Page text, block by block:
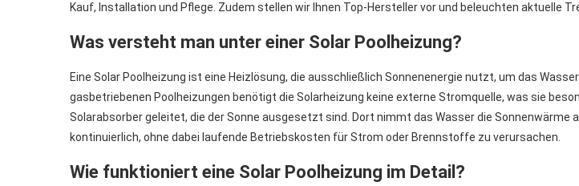
Kauf, Installation und Pflege. Zudem stellen wir Ihnen Top-Hersteller vor und beleuchten aktuelle
Was versteht man unter einer Solar Poolheizung?
Eine Solar Poolheizung ist eine Heizlösung, die ausschließlich Sonnenenergie nutzt, um das
gasbetriebenen Poolheizungen benötigt die Solarheizung keine externe Stromquelle, was sie
Solarabsorber geleitet, die der Sonne ausgesetzt sind. Dort nimmt das Wasser die
kontinuierlich, ohne dabei laufende Betriebskosten für Strom oder Brennstoffe zu verursachen.
Wie funktioniert eine Solar Poolheizung im Detail?